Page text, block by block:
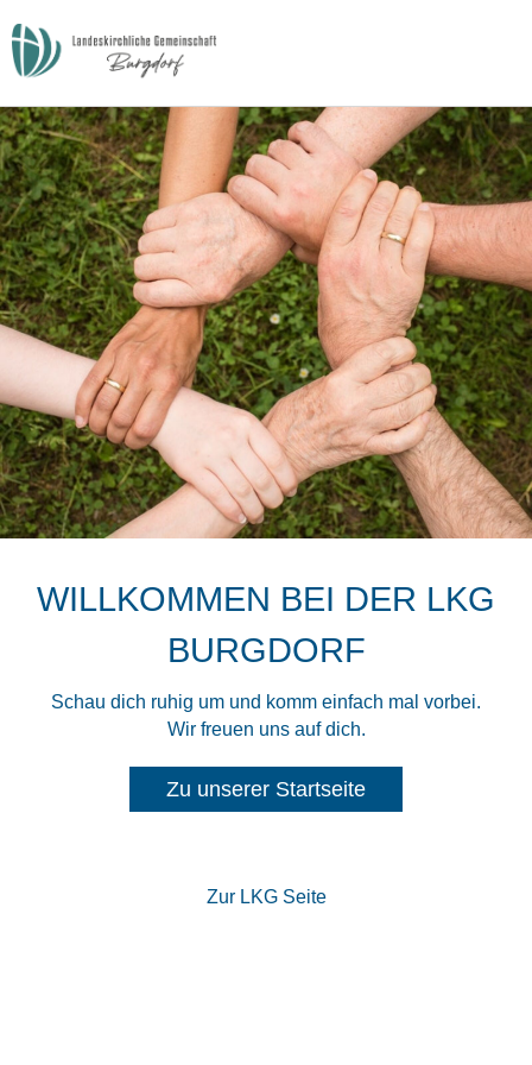
WILLKOMMEN BEI DER LKG
BURGDORF
Schau dich ruhig um und komm einfach mal vorbei.
Wir freuen uns auf dich.
Zu unserer Startseite
Zur LKG Seite